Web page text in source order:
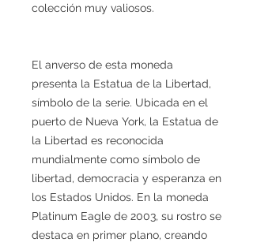
colección muy valiosos.
El anverso de esta moneda
presenta la Estatua de la Libertad,
símbolo de la serie. Ubicada en el
puerto de Nueva York, la Estatua de
la Libertad es reconocida
mundialmente como símbolo de
libertad, democracia y esperanza en
los Estados Unidos. En la moneda
Platinum Eagle de 2003, su rostro se
destaca en primer plano, creando